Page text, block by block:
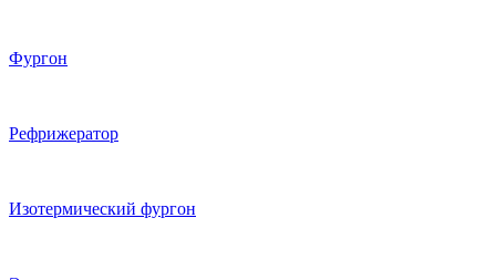
Фургон
Рефрижератор
Изотермический фургон